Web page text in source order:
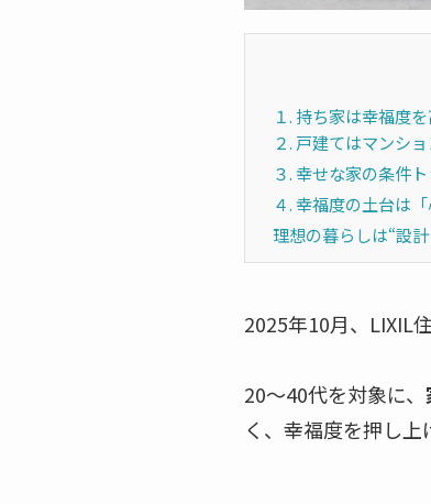
１. 持ち家は幸福度
２. 戸建てはマンシ
３. 幸せな家の条件
４. 幸福度の土台は
理想の暮らしは“設
2025年10月、LIXIL
20〜40代を対象に、
く、幸福度を押し上